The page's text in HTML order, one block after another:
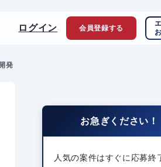
ログイン 会員登録する
発
お急ぎください！
人気の案件はすぐに応募終